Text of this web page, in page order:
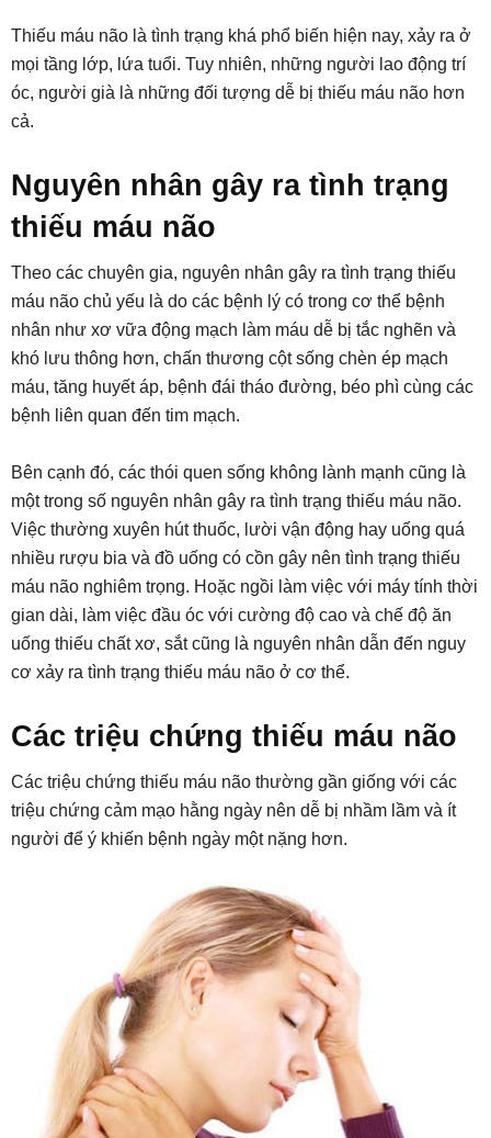
Thiếu máu não là tình trạng khá phổ biến hiện nay, xảy ra ở
mọi tầng lớp, lứa tuổi. Tuy nhiên, những người lao động trí
óc, người già là những đối tượng dễ bị thiếu máu não hơn
cả.
Nguyên nhân gây ra tình trạng
thiếu máu não
Theo các chuyên gia, nguyên nhân gây ra tình trạng thiếu
máu não chủ yếu là do các bệnh lý có trong cơ thể bệnh
nhân như xơ vữa động mạch làm máu dễ bị tắc nghẽn và
khó lưu thông hơn, chấn thương cột sống chèn ép mạch
máu, tăng huyết áp, bệnh đái tháo đường, béo phì cùng các
bệnh liên quan đến tim mạch.
Bên cạnh đó, các thói quen sống không lành mạnh cũng là
một trong số nguyên nhân gây ra tình trạng thiếu máu não.
Việc thường xuyên hút thuốc, lười vận động hay uống quá
nhiều rượu bia và đồ uống có cồn gây nên tình trạng thiếu
máu não nghiêm trọng. Hoặc ngồi làm việc với máy tính thời
gian dài, làm việc đầu óc với cường độ cao và chế độ ăn
uống thiếu chất xơ, sắt cũng là nguyên nhân dẫn đến nguy
cơ xảy ra tình trạng thiếu máu não ở cơ thể.
Các triệu chứng thiếu máu não
Các triệu chứng thiếu máu não thường gần giống với các
triệu chứng cảm mạo hằng ngày nên dễ bị nhầm lầm và ít
người để ý khiến bệnh ngày một nặng hơn.